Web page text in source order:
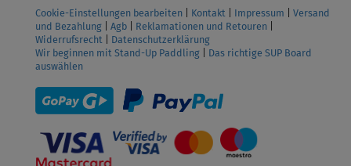
Cookie-Einstellungen bearbeiten Kontakt Impressum
Versand
und Bezahlung
Agb Reklamationen und Retouren
Widerrufsrecht
Datenschutzerklärung
Wir beginnen mit Stand-Up Paddling
Das richtige SUP Board
auswählen